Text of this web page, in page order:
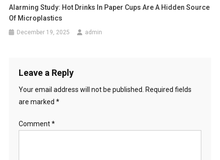
Alarming Study: Hot Drinks In Paper Cups Are A Hidden Source
Of Microplastics
December 19, 2025 admin
Leave a Reply
Your email address will not be published.
Required fields
are marked *
Comment*